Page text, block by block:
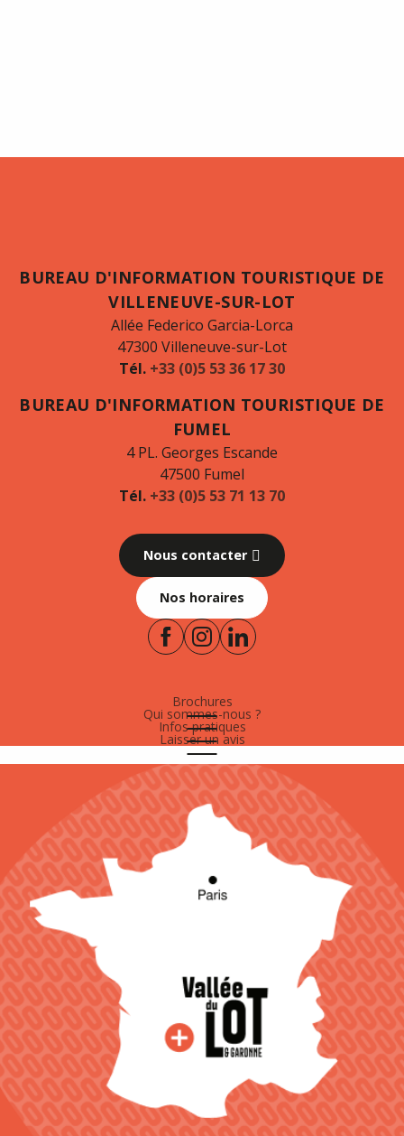
BUREAU D'INFORMATION TOURISTIQUE DE
VILLENEUVE-SUR-LOT
Allée Federico Garcia-Lorca
47300 Villeneuve-sur-Lot
Tél. +33 (0)5 53 36 17 30
BUREAU D'INFORMATION TOURISTIQUE DE
FUMEL
4 PL. Georges Escande
47500 Fumel
Tél. +33 (0)5 53 71 13 70
Nous contacter
Nos horaires
Brochures
Qui sommes-nous ?
Infos pratiques
Laisser un avis